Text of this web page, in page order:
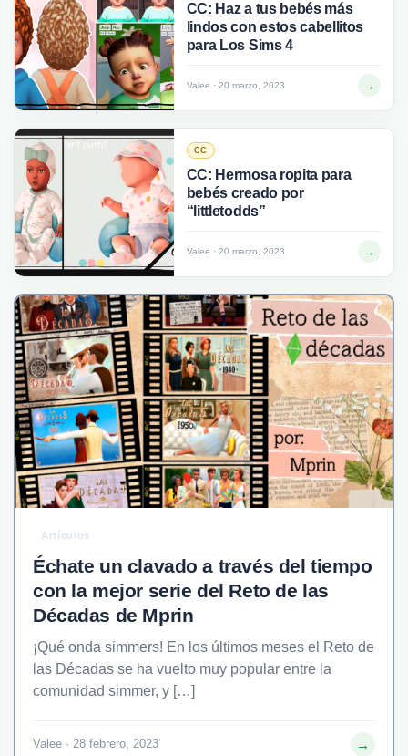
CC: Haz a tus bebés más
lindos con estos cabellitos
para Los Sims 4
Valee · 20 marzo, 2023 →
CC
CC: Hermosa ropita para
bebés creado por
“littletodds”
Valee · 20 marzo, 2023 →
Artículos
Échate un clavado a través del tiempo
con la mejor serie del Reto de las
Décadas de Mprin
¡Qué onda simmers! En los últimos meses el Reto de
las Décadas se ha vuelto muy popular entre la
comunidad simmer, y […]
Valee · 28 febrero, 2023 →